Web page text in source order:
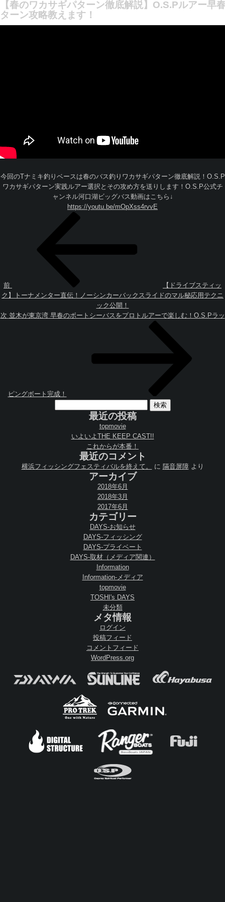
【春のワカサギパターン徹底解説】O.S.Pルアー早
ターン攻略教えます！
今回のTナミキ釣りベースは春のバス釣りワカサギパターン徹底解説！O.S.P
ワカサギパターン実践ルアー選択とその攻め方を送りします！O.S.P公式チ
ャンネル河口湖ビッグバス動画はこちら↓
https://youtu.be/mOpXss4rvvE
ョ
ン
前
【ドライブスティッ
ク】トーナメンター直伝！ノーシンカーバックスライドのマル秘応用テクニ
ック公開！
次
次 並木が東京湾 早春のボートシーバスをプロトルアーで楽しむ！O.S.Pラッ
ピングボート完成！
最近の投稿
topmovie
いよいよTHE KEEP CAST!!
これからが本番！
最近のコメント
横浜フィッシングフェスティバルを終えて。 に 隔音屏障より
アーカイブ
2018年6月
2018年3月
2017年6月
カテゴリー
DAYS-お知らせ
DAYS-フィッシング
DAYS-プライベート
DAYS-取材（メディア関連）
Information
Information-メディア
topmovie
TOSHI's DAYS
未分類
メタ情報
ログイン
投稿フィード
コメントフィード
WordPress.org